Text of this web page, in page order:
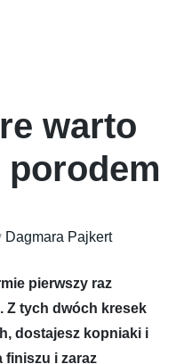
warto
Dagmara Pajkert
pierwszy raz
Z tych dwóch kresek
dostajesz kopniaki i
finiszu i zaraz